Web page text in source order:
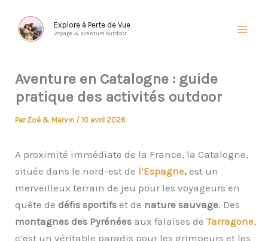
contenu
Explore à Perte de Vue
Voyage & aventure outdoor
Aventure en Catalogne : guide
pratique des activités outdoor
Par Zoé & Marvin / 10 avril 2026
A proximité immédiate de la France, la Catalogne,
située dans le nord-est de l’Espagne, est un
merveilleux terrain de jeu pour les voyageurs en
quête de défis sportifs et de nature sauvage. Des
montagnes des Pyrénées aux falaises de Tarragone,
c’est un véritable paradis pour les grimpeurs et les